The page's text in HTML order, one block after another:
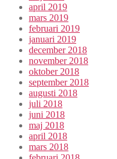
april 2019
mars 2019
februari 2019
januari 2019
december 2018
november 2018
oktober 2018
september 2018
augusti 2018
juli 2018
juni 2018
maj 2018
april 2018
mars 2018